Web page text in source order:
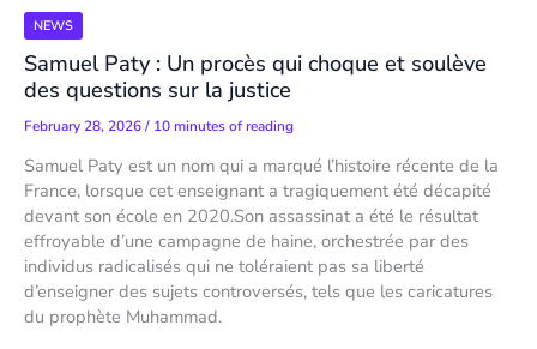
NEWS
Samuel Paty : Un procès qui choque et soulève
des questions sur la justice
February 28, 2026/ 10 minutes of reading
Samuel Paty est un nom qui a marqué l’histoire récente de la
France, lorsque cet enseignant a tragiquement été décapité
devant son école en 2020.Son assassinat a été le résultat
effroyable d’une campagne de haine, orchestrée par des
individus radicalisés qui ne toléraient pas sa liberté
d’enseigner des sujets controversés, tels que les caricatures
du prophète Muhammad.